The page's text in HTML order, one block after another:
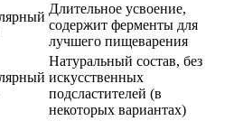
Длительное усвоение,
содержит ферменты для
лучшего пищеварения
Натуральный состав, без
искусственных
подсластителей (в
некоторых вариантах)